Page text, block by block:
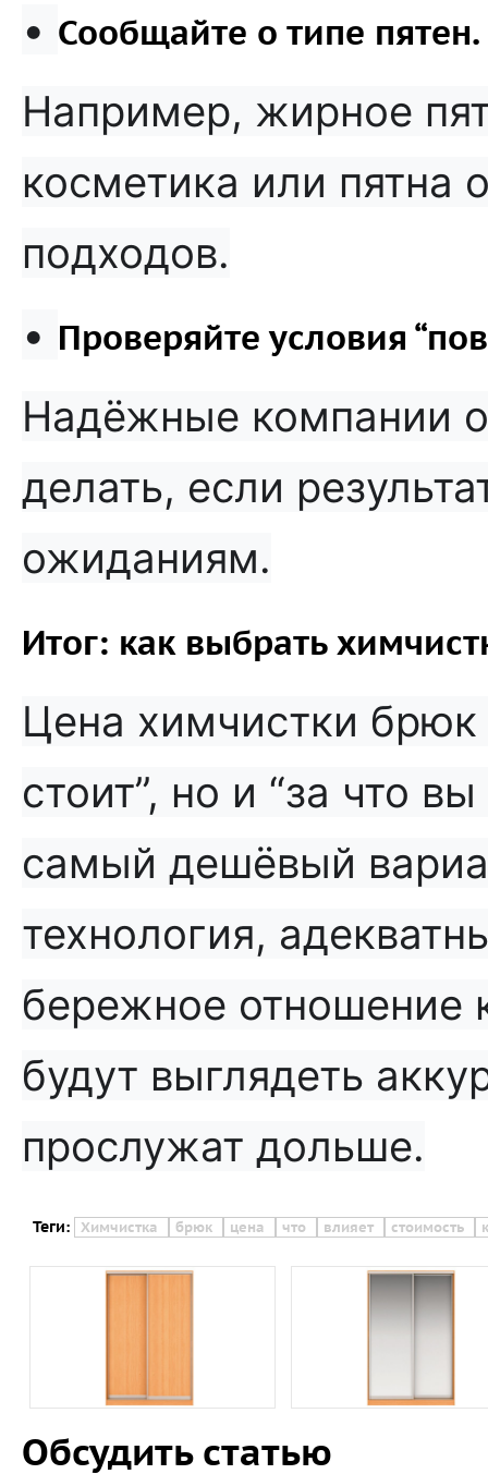
• Сообщайте о типе пятен.
Например, жирное
косметика или пятна
подходов.
• Проверяйте условия
Надёжные компании
делать, если
ожиданиям.
Итог: как выбрать
Цена химчистки
стоит”, но и “за что
самый дешёвый
технология,
бережное отношение
будут выглядеть
прослужат дольше.
Теги: Химчистка брюк цена что влияет стоимость
Обсудить статью